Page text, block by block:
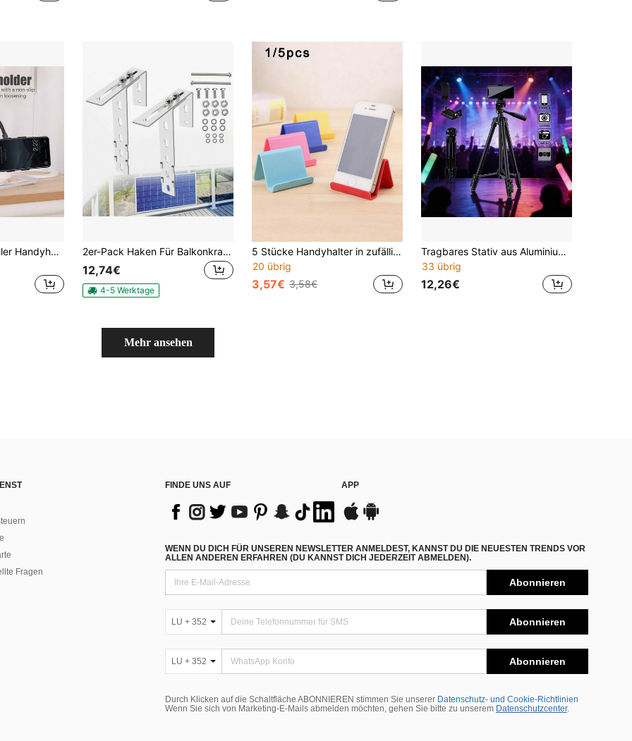
1/2 Stück universeller Handyhalter, flexibler Schlauchhalter, verstellbare Handyklammer, Halterung für Zuhause, Nachttisch und Schreibtisch, Smartphone-Ständer
2er-Pack Haken Für Balkonkraftwerk, Solarpanel-Montagehaken Ohne Bohren Für Quadratische Balkongeländer – Ideal Für Mietwohnungen, Balkon & Terrasse, Robuste Solarmodul-Halterung Für Einfache & Rückstandsfreie Installation, Praktisches Zubehör Für Balkon-Solaranlage
12,74€
4-5 Werktage
5 Stücke Handyhalter in zufälligen Farben im Candy-Stil, tragbare Handyhalter mit hübschem Aussehen. Stabile Basis hält Ihr Handy stabil, platzsparend und leicht zu transportieren. Perfekt zum Anschauen von Videos zu Hause, im Büro und Outdoor, praktisches tägliches Accessoire.
20 übrig
3,57€ 3,58€
Tragbares Stativ aus Aluminiumlegierung - Universeller Smartphone- und DSLR-Kameraständer, geeignet für Outdoor-Fotografie, Selfies, Live-Streaming
33 übrig
12,26€
Mehr ansehen
Fragen
FINDE UNS AUF APP
WENN DU DICH FÜR UNSEREN NEWSLETTER ANMELDEST, KANNST DU DIE NEUESTEN TRENDS VOR
ALLEN ANDEREN ERFAHREN (DU KANNST DICH JEDERZEIT ABMELDEN).
Abonnieren
LU + 352 Abonnieren
LU + 352 Abonnieren
Durch Klicken auf die Schaltfläche ABONNIEREN stimmen Sie unserer Datenschutz- und Cookie-Richtlinien
Wenn Sie sich von Marketing-E-Mails abmelden möchten, gehen Sie bitte zu unserem Datenschutzcenter.